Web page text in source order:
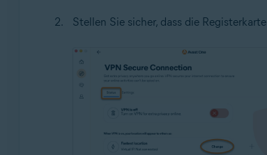
Stellen Sie sicher, dass die Registerkarte